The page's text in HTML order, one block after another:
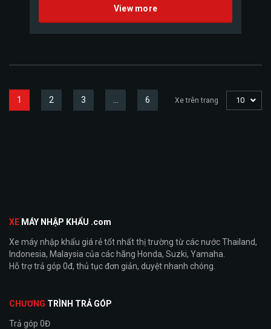
View more
1 2 3 … 6 Xe trên trang 10
XE MÁY NHẬP KHẨU .com
Xe máy nhập khẩu giá rẻ tốt nhất thị trường từ các nước Thailand,
Indonesia, Malaysia của các hãng Honda, Suzki, Yamaha.
Hỗ trợ trả góp 0đ, thủ tục đơn giản, duyệt nhanh chóng.
CHƯƠNG TRÌNH TRẢ GÓP
Trả góp 0Đ